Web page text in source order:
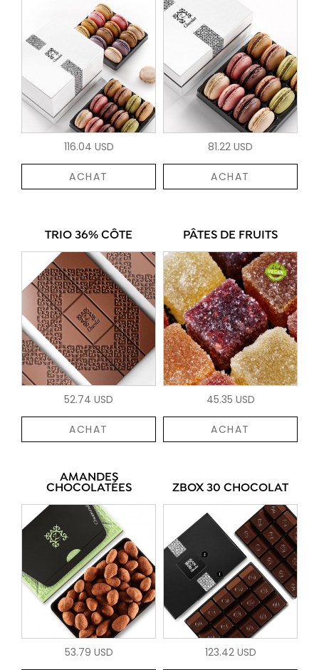
116.04 USD
ACHAT
81.22 USD
ACHAT
TRIO 36% CÔTE
52.74 USD
ACHAT
PÂTES DE FRUITS
45.35 USD
ACHAT
AMANDES
CHOCOLATÉES
53.79 USD
ZBOX 30 CHOCOLAT
123.42 USD